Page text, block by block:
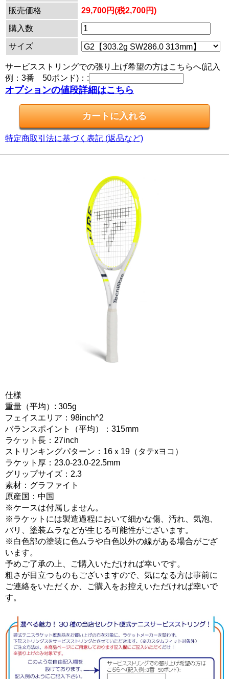
販売価格
29,700円(税2,700円)
購入数
サイズ
サービスストリングでの張り上げ希望の方はこちらへ(記入
例：3番 50ポンド)：:
オプションの値段詳細はこちら
特定商取引法に基づく表記 (返品など)
仕様
重量（平均）: 305g
フェイスエリア：98inch^2
バランスポイント（平均）：315mm
ラケット長：27inch
ストリンキングパターン：16ｘ19（タテxヨコ）
ラケット厚：23.0-23.0-22.5mm
グリップサイズ：2.3
素材：グラファイト
原産国：中国
※ケースは付属しません。
※ラケットには製造過程において細かな傷、汚れ、気泡、
バリ、塗装ムラなどが生じる可能性がございます。
※白色部の塗装に色ムラや白色以外の線がある場合がござ
います。
予めご了承の上、ご購入いただければ幸いです。
粗さが目立つものもございますので、気になる方は事前に
ご連絡をいただくか、ご購入をお控えいただければ幸いで
す。